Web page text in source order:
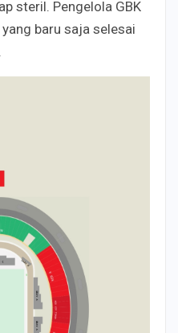
steril. Pengelola GBK
baru saja selesai